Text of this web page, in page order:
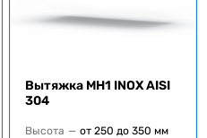
Вытяжка MH1 INOX AISI
304
Высота — от 250 до 350 мм